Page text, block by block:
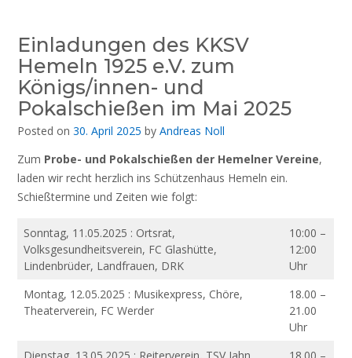
Einladungen des KKSV
Hemeln 1925 e.V. zum
Königs/innen- und
Pokalschießen im Mai 2025
Posted on 30. April 2025 by Andreas Noll
Zum Probe- und Pokalschießen der Hemelner Vereine,
laden wir recht herzlich ins Schützenhaus Hemeln ein.
Schießtermine und Zeiten wie folgt:
Sonntag, 11.05.2025 : Ortsrat,
Volksgesundheitsverein, FC Glashütte,
Lindenbrüder, Landfrauen, DRK
10:00 –
12:00
Uhr
Montag, 12.05.2025 : Musikexpress, Chöre,
Theaterverein, FC Werder
18.00 –
21.00
Uhr